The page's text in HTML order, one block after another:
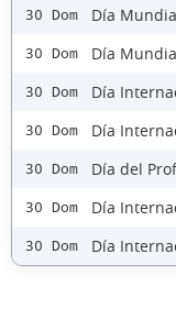
30 Dom Día
30 Dom Día
30 Dom Día
30 Dom Día
30 Dom Día del
30 Dom Día
30 Dom Día